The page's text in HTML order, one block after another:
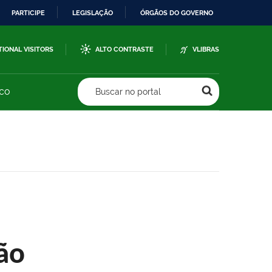
PARTICIPE LEGISLAÇÃO ÓRGÃOS DO GOVERNO
VISITORS ALTO CONTRASTE VLIBRAS
Buscar no portal